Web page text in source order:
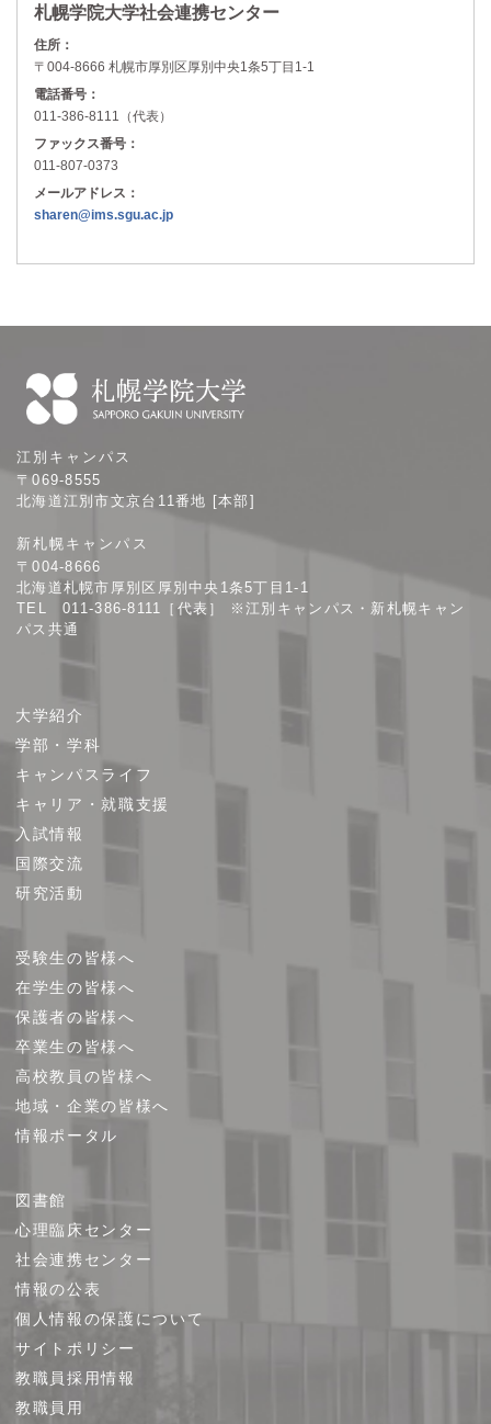
札幌学院大学社会連携センター
住所：
〒004-8666 札幌市厚別区厚別中央1条5丁目1-1
電話番号：
011-386-8111（代表）
ファックス番号：
011-807-0373
メールアドレス：
sharen@ims.sgu.ac.jp
幌
学
大
学
江別キャンパス
〒069-8555
北海道江別市文京台11番地 [本部]
新札幌キャンパス
〒004-8666
北海道札幌市厚別区厚別中央1条5丁目1-1
TEL 011-386-8111［代表］ ※江別キャンパス・新札幌キャン
パス共通
ト
プ
大学紹介
学部・学科
キャンパスライフ
キャリア・就職支援
入試情報
国際交流
研究活動
受験生の皆様へ
在学生の皆様へ
保護者の皆様へ
卒業生の皆様へ
高校教員の皆様へ
地域・企業の皆様へ
情報ポータル
図書館
心理臨床センター
社会連携センター
情報の公表
個人情報の保護について
サイトポリシー
教職員採用情報
教職員用